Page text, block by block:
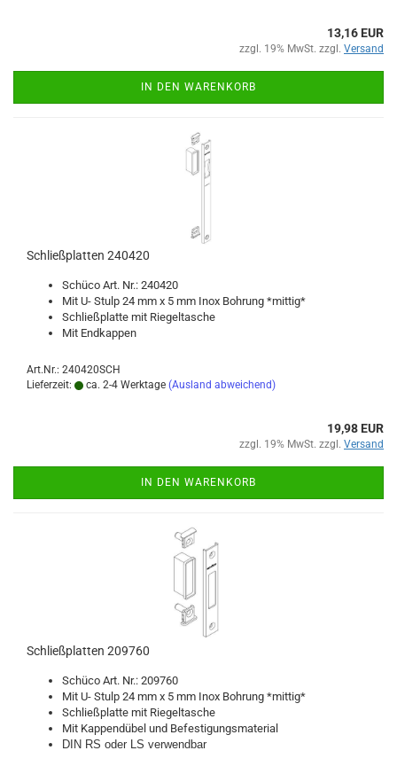
13,16 EUR
zzgl. 19% MwSt. zzgl. Versand
IN DEN WARENKORB
Schließ­plat­ten 240420
Schü­co Art. Nr.: 240420
Mit U- Stulp 24 mm x 5 mm Inox Boh­rung *mit­tig*
Schließ­plat­te mit Rie­gel­ta­sche
Mit End­kap­pen
Art.Nr.: 240420SCH
Lieferzeit:
ca. 2-4 Werktage (Ausland abweichend)
19,98 EUR
zzgl. 19% MwSt. zzgl. Versand
IN DEN WARENKORB
Schließ­plat­ten 209760
Schü­co Art. Nr.: 209760
Mit U- Stulp 24 mm x 5 mm Inox Boh­rung *mit­tig*
Schließ­plat­te mit Rie­gel­ta­sche
Mit Kap­pend­ü­bel und Be­fes­ti­gungs­ma­te­ri­al
DIN RS oder LS ver­wend­bar